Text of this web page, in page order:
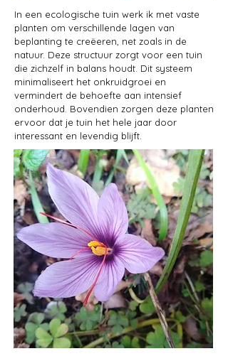
In een ecologische tuin werk ik met vaste
planten om verschillende lagen van
beplanting te creëeren, net zoals in de
natuur. Deze structuur zorgt voor een tuin
die zichzelf in balans houdt. Dit systeem
minimaliseert het onkruidgroei en
vermindert de behoefte aan intensief
onderhoud. Bovendien zorgen deze planten
ervoor dat je tuin het hele jaar door
interessant en levendig blijft.